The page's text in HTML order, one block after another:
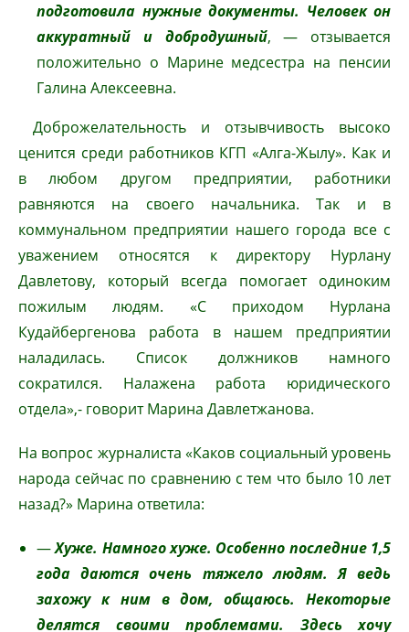
подготовила нужные документы. Человек он
аккуратный и добродушный, — отзывается
положительно о Марине медсестра на пенсии
Галина Алексеевна.
Доброжелательность и отзывчивость высоко
ценится среди работников КГП «Алга-Жылу». Как и
в любом другом предприятии, работники
равняются на своего начальника. Так и в
коммунальном предприятии нашего города все с
уважением относятся к директору Нурлану
Давлетову, который всегда помогает одиноким
пожилым людям. «С приходом Нурлана
Кудайбергенова работа в нашем предприятии
наладилась. Список должников намного
сократился. Налажена работа юридического
отдела»,- говорит Марина Давлетжанова.
На вопрос журналиста «Каков социальный уровень
народа сейчас по сравнению с тем что было 10 лет
назад?» Марина ответила:
—Хуже. Намного хуже. Особенно последние 1,5
года даются очень тяжело людям. Я ведь
захожу к ним в дом, общаюсь. Некоторые
делятся своими проблемами. Здесь хочу